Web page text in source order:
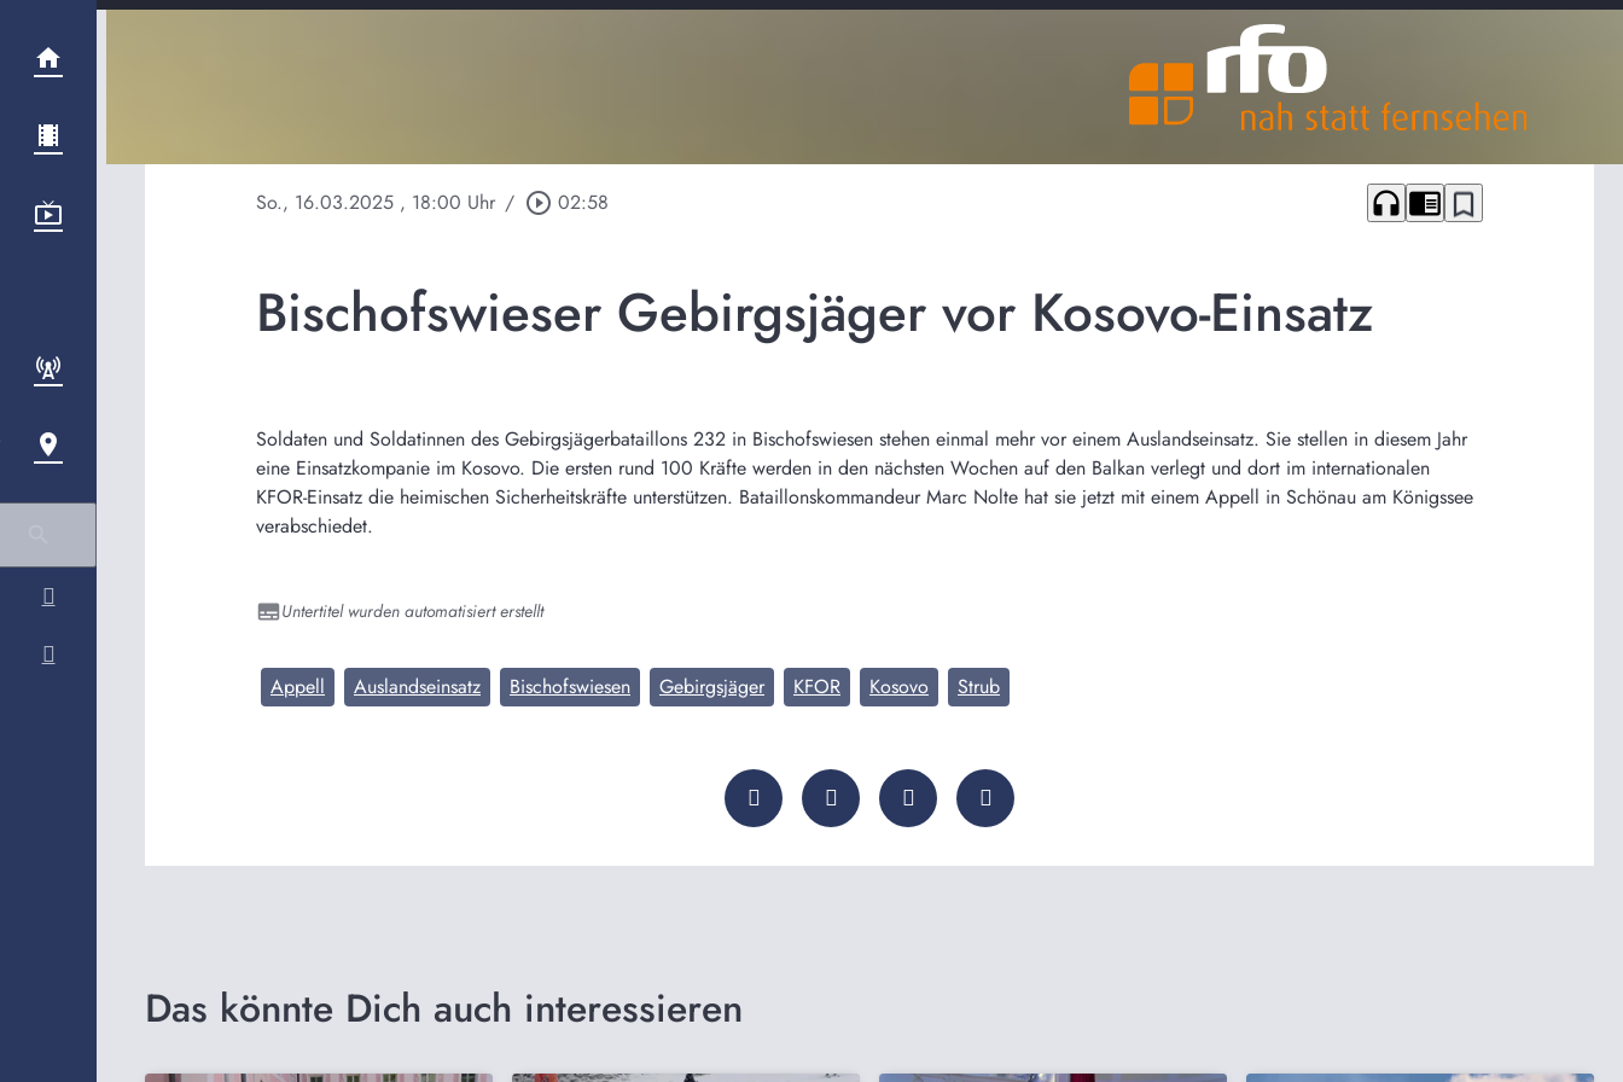
So., 16.03.2025 , 18:00 Uhr / play_circle_outline 02:58 headphones chrome_reader_mode bookmark_border
Bischofswieser Gebirgsjäger vor Kosovo-Einsatz
Soldaten und Soldatinnen des Gebirgsjägerbataillons 232 in Bischofswiesen stehen einmal mehr vor einem Auslandseinsatz. Sie stellen in diesem Jahr
eine Einsatzkompanie im Kosovo. Die ersten rund 100 Kräfte werden in den nächsten Wochen auf den Balkan verlegt und dort im internationalen
KFOR-Einsatz die heimischen Sicherheitskräfte unterstützen. Bataillonskommandeur Marc Nolte hat sie jetzt mit einem Appell in Schönau am Königssee
verabschiedet.
Untertitel wurden automatisiert erstellt
Appell Auslandseinsatz Bischofswiesen Gebirgsjäger KFOR Kosovo Strub
Das könnte Dich auch interessieren